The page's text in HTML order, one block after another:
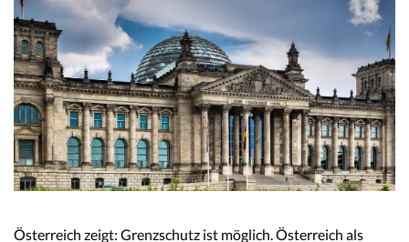
Österreich zeigt: Grenzschutz ist möglich. Österreich als